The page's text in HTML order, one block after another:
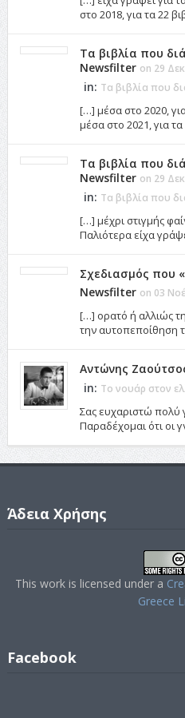
στο 2018, για τα 22
Τα βιβλία που
Newsfilter on 29 Δεκ
in: Τα βιβλία που
[…] μέσα στο 2020,
μέσα στο 2021, για τα
Τα βιβλία που
Newsfilter on 29 Δεκ
in: Τα βιβλία που
[…] μέχρι στιγμής
Παλιότερα είχα
Σχεδιασμός που
Newsfilter on 03 Νοέ
[…] ορατό ή αλλιώς
την αυτοπεποίθηση
Αντώνης
in: Το νουάρ στον
Σας ευχαριστώ πολύ
Παραδέχομαι ότι οι
Άδεια Χρήσης
This work is licensed under a
Greece
Facebook